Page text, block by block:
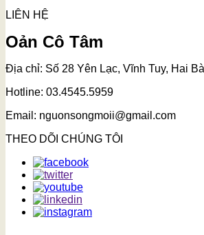
LIÊN HỆ
Oản Cô Tâm
Địa chỉ: Số 28 Yên Lạc, Vĩnh Tuy, Hai
Hotline: 03.4545.5959
Email: nguonsongmoii@gmail.com
THEO DÕI CHÚNG TÔI